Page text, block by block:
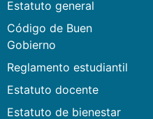
Estatuto general
Código de Buen
Gobierno
Reglamento estudiantil
Estatuto docente
Estatuto de bienestar